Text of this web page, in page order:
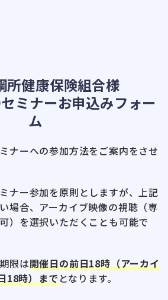
所健康保険組合様
ミナーお申込みフォー
ム
ナーへの参加方法をご案内をさせ
ナー参加を原則としますが、上記
場合、アーカイブ映像の視聴（専
）を選択いただくことも可能で
限は開催日の前日18時（アーカイ
18時）までとなります。